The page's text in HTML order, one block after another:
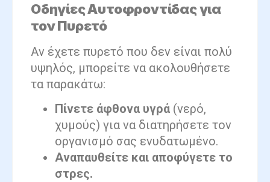
Οδηγίες Αυτοφροντίδας για
τον Πυρετό
Αν έχετε πυρετό που δεν είναι πολύ
υψηλός, μπορείτε να ακολουθήσετε
τα παρακάτω:
Πίνετε άφθονα υγρά (νερό,
χυμούς) για να διατηρήσετε τον
οργανισμό σας ενυδατωμένο.
Αναπαυθείτε και αποφύγετε το
στρες.